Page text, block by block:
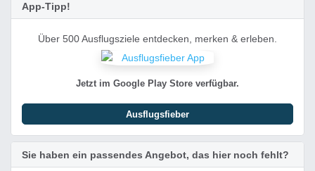
App-Tipp!
Über 500 Ausflugsziele entdecken, merken & erleben.
Jetzt im Google Play Store verfügbar.
Ausflugsfieber
Sie haben ein passendes Angebot, das hier noch fehlt?